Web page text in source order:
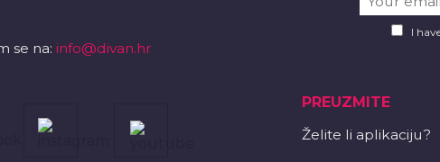
se na: info@divan.hr
I
PREUZMITE
Želite li aplikaciju?